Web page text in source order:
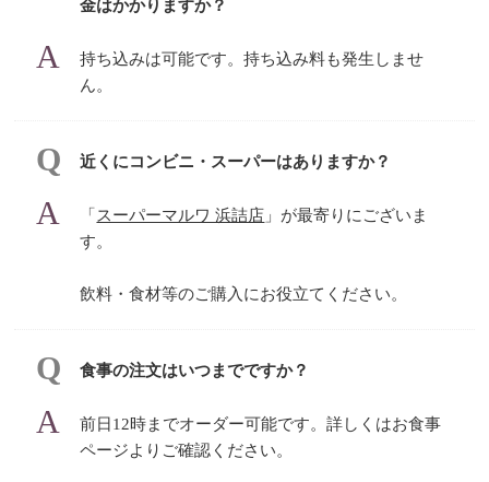
金はかかりますか？
持ち込みは可能です。持ち込み料も発生しませ
ん。
近くにコンビニ・スーパーはありますか？
「 スーパーマルワ 浜詰店 」が最寄りにございま
す。
飲料・⾷材等のご購入にお役立てください。
食事の注文はいつまでですか？
前日12時までオーダー可能です。詳しくはお食事
ページよりご確認ください。